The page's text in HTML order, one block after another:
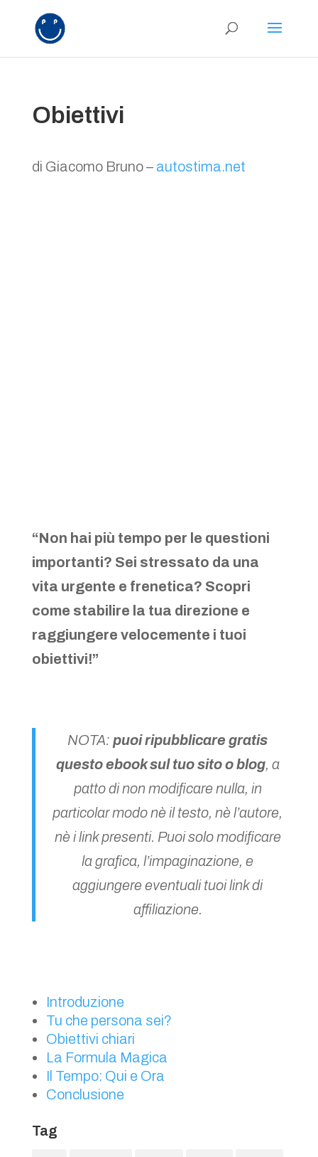
Obiettivi
di Giacomo Bruno – autostima.net
“Non hai più tempo per le questioni
importanti? Sei stressato da una
vita urgente e frenetica? Scopri
come stabilire la tua direzione e
raggiungere velocemente i tuoi
obiettivi!”
NOTA:puoi ripubblicare gratis
questo ebook sul tuo sito o blog, a
patto di non modificare nulla, in
particolar modo nè il testo, nè l’autore,
nè i link presenti. Puoi solo modificare
la grafica, l’impaginazione, e
aggiungere eventuali tuoi link di
affiliazione.
Introduzione
Tu che persona sei?
Obiettivi chiari
La Formula Magica
Il Tempo: Qui e Ora
Conclusione
Tag